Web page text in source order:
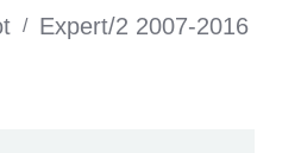
/ Expert/2 2007-2016